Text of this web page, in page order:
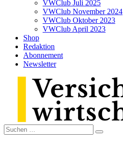
VWClub Juli 2025
VWClub November 2024
VWClub Oktober 2023
VWClub April 2023
Shop
Redaktion
Abonnement
Newsletter
Versicherungswirtschaft-heute
Suche
nach: